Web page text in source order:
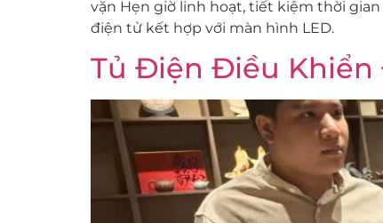
vặn Hẹn giờ linh hoạt, tiết kiệm thời
điện tử kết hợp với màn hình LED.
Tủ Điện Điều Khiển